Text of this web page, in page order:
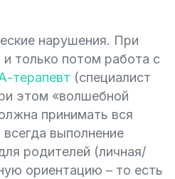
нарушения. При
только потом работа с
терапевт (специалист
этом «волшебной
принимать вся
выполнение
родителей (личная/
ориентацию – то есть